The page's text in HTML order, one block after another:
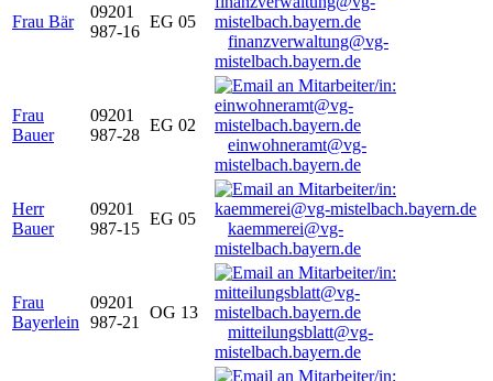
Frau Bär
09201
987-16
EG 05
finanzverwaltung@vg-
mistelbach.bayern.de
Frau
Bauer
09201
987-28
EG 02
einwohneramt@vg-
mistelbach.bayern.de
Herr
Bauer
09201
987-15
EG 05
kaemmerei@vg-
mistelbach.bayern.de
Frau
Bayerlein
09201
987-21
OG 13
mitteilungsblatt@vg-
mistelbach.bayern.de